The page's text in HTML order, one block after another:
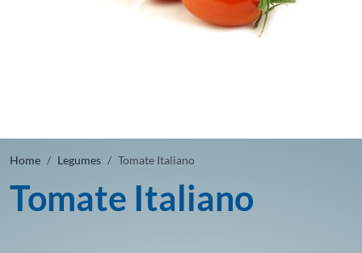
Home Legumes Tomate Italiano
Tomate Italiano